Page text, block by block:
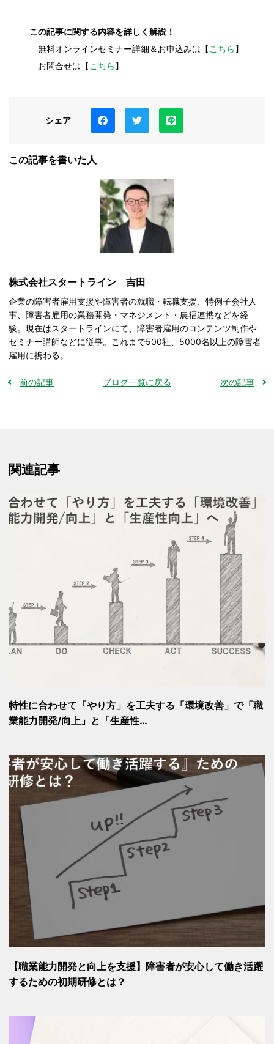
この記事に関する内容を詳しく解説！
無料オンラインセミナー詳細＆お申込みは【 こちら 】
お問合せは【 こちら 】
シェア
この記事を書いた人
株式会社スタートライン 吉田
企業の障害者雇用支援や障害者の就職・転職支援、特例子会社人
事、障害者雇用の業務開発・マネジメント・農福連携などを経
験。現在はスタートラインにて、障害者雇用のコンテンツ制作や
セミナー講師などに従事。これまで500社、5000名以上の障害者
雇用に携わる。
前の記事 ブログ一覧に戻る 次の記事
関連記事
特性に合わせて「やり方」を工夫する「環境改善」で「職
業能力開発/向上」と「生産性…
【職業能力開発と向上を支援】障害者が安心して働き活躍
するための初期研修とは？